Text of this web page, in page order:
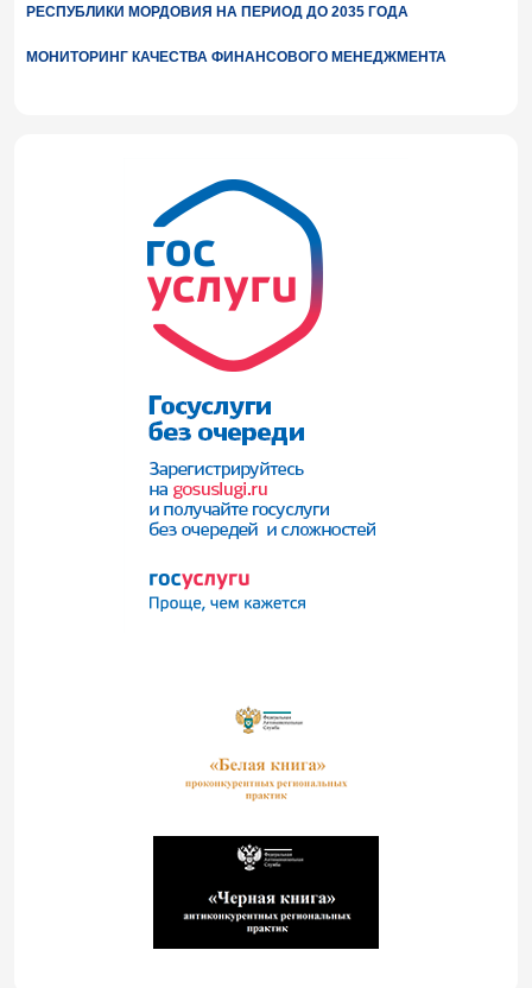
РЕСПУБЛИКИ МОРДОВИЯ НА ПЕРИОД ДО 2035 ГОДА
МОНИТОРИНГ КАЧЕСТВА ФИНАНСОВОГО МЕНЕДЖМЕНТА